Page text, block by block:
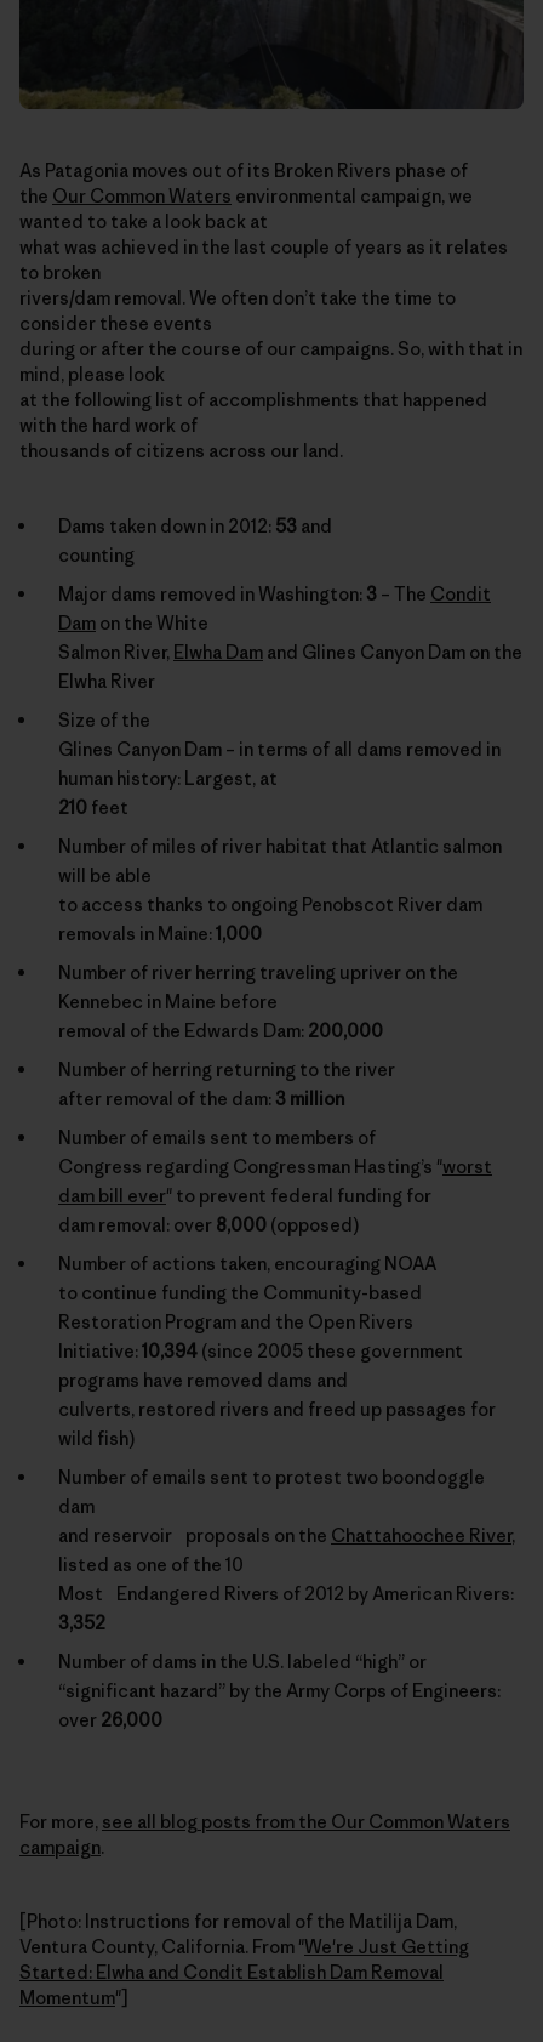
As Patagonia moves out of its Broken Rivers phase of
the Our Common Waters environmental campaign, we
wanted to take a look back at
what was achieved in the last couple of years as it relates
to broken
rivers/dam removal. We often don’t take the time to
consider these events
during or after the course of our campaigns. So, with that in
mind, please look
at the following list of accomplishments that happened
with the hard work of
thousands of citizens across our land.
Dams taken down in 2012: 53 and
counting
Major dams removed in Washington: 3 – The Condit
Dam on the White
Salmon River, Elwha Dam and Glines Canyon Dam on the
Elwha River
Size of the
Glines Canyon Dam – in terms of all dams removed in
human history: Largest, at
210 feet
Number of miles of river habitat that Atlantic salmon
will be able
to access thanks to ongoing Penobscot River dam
removals in Maine: 1,000
Number of river herring traveling upriver on the
Kennebec in Maine before
removal of the Edwards Dam: 200,000
Number of herring returning to the river
after removal of the dam: 3 million
Number of emails sent to members of
Congress regarding Congressman Hasting’s "worst
dam bill ever" to prevent federal funding for
dam removal: over 8,000 (opposed)
Number of actions taken, encouraging NOAA
to continue funding the Community-based
Restoration Program and the Open Rivers
Initiative: 10,394 (since 2005 these government
programs have removed dams and
culverts, restored rivers and freed up passages for
wild fish)
Number of emails sent to protest two boondoggle
dam
and reservoir proposals on the Chattahoochee River,
listed as one of the 10
Most Endangered Rivers of 2012 by American Rivers:
3,352
Number of dams in the U.S. labeled “high” or
“significant hazard” by the Army Corps of Engineers:
over 26,000
For more, see all blog posts from the Our Common Waters
campaign.
[Photo: Instructions for removal of the Matilija Dam,
Ventura County, California. From "We're Just Getting
Started: Elwha and Condit Establish Dam Removal
Momentum"]